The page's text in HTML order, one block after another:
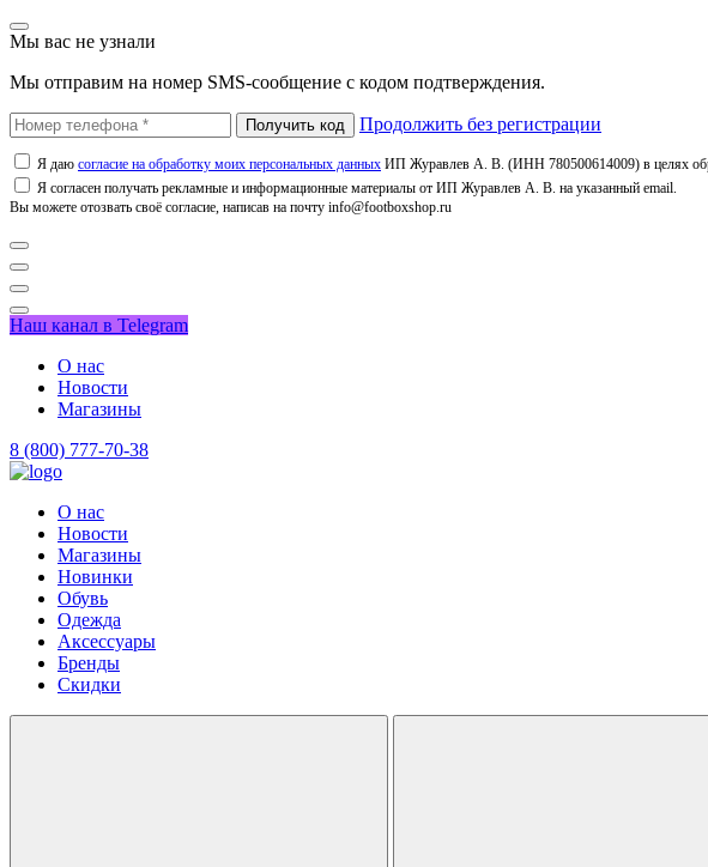
Мы вас не узнали
Мы отправим на номер SMS-сообщение с кодом подтверждения.
Продолжить без регистрации
Я даю согласие на обработку моих персональных данных ИП Журавлев А. В. (ИНН 780500614009) в целях
Я согласен получать рекламные и информационные материалы от ИП Журавлев А. В. на указанный email.
Вы можете отозвать своё согласие, написав на почту info@footboxshop.ru
Наш канал в Telegram
О нас
Новости
Магазины
8 (800) 777-70-38
О нас
Новости
Магазины
Новинки
Обувь
Одежда
Аксессуары
Бренды
Скидки